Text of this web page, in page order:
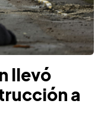
llevó
a